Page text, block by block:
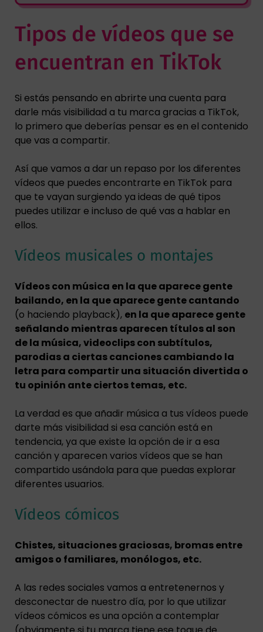
Tipos de vídeos que se
encuentran en TikTok
Si estás pensando en abrirte una cuenta para
darle más visibilidad a tu marca gracias a TikTok,
lo primero que deberías pensar es en el contenido
que vas a compartir.
Así que vamos a dar un repaso por los diferentes
vídeos que puedes encontrarte en TikTok para
que te vayan surgiendo ya ideas de qué tipos
puedes utilizar e incluso de qué vas a hablar en
ellos.
Vídeos musicales o montajes
Vídeos con música en la que aparece gente
bailando, en la que aparece gente cantando
(o haciendo playback), en la que aparece gente
señalando mientras aparecen títulos al son
de la música, videoclips con subtítulos,
parodias a ciertas canciones cambiando la
letra para compartir una situación divertida o
tu opinión ante ciertos temas, etc.
La verdad es que añadir música a tus vídeos puede
darte más visibilidad si esa canción está en
tendencia, ya que existe la opción de ir a esa
canción y aparecen varios vídeos que se han
compartido usándola para que puedas explorar
diferentes usuarios.
Vídeos cómicos
Chistes, situaciones graciosas, bromas entre
amigos o familiares, monólogos, etc.
A las redes sociales vamos a entretenernos y
desconectar de nuestro día, por lo que utilizar
vídeos cómicos es una opción a contemplar